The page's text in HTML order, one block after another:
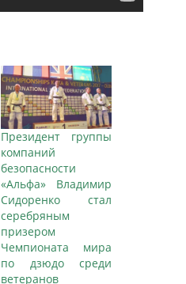
Президент группы
компаний
безопасности
«Альфа» Владимир
Сидоренко стал
серебряным
призером
Чемпионата мира
по дзюдо среди
ветеранов